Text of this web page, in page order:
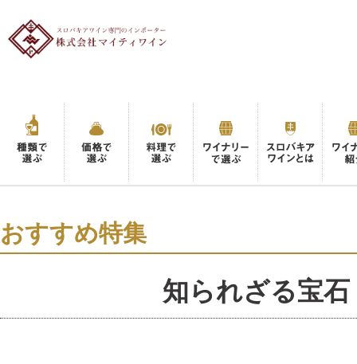
おすすめ特集
知られざる宝